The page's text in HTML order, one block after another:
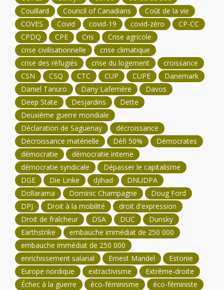
Couillard
Council of Canadians
Coût de la vie
COVES
Covid covid-19 covid-zéro
CP-CC
CPDQ
CPE Cris
Crise agricole
crise civilisationnelle
crise climatique
crise des réfugiés
crise du logement
croissance
CSN
CSQ CTC CUP CUPE
Danemark
Daniel Tanuro
Dany Laferrière
Davos
Deep State
Desjardins
Dette
Deuxième guerre mondiale
Déclaration de Saguenay
décroissance
Décroissance matérielle
Défi 50%
Démocrates
démocratie
démocratie interne
démocratie syndicale
Dépasser le capitalisme
DGE
Die Linke djihad
DNUDPA
Dollarama
Dominic Champagne
Doug Ford
DPJ
Droit à la mobilité
droit d'expression
Droit de fraîcheur
DSA DUC
Dunsky
Earthstrike
embauche immédiat de 250 000
embauche immédiat de 250 000
enrichissement salarial
Ernest Mandel
Estonie
Europe nordique
extractivisme
Extrême-droite
Échec à la guerre
éco-féminisme
éco-féministe